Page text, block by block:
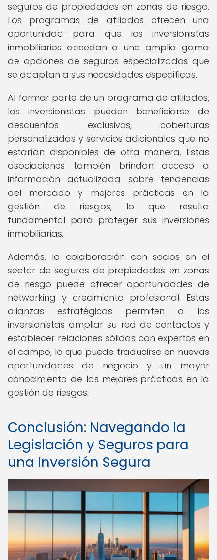
seguros de propiedades en zonas de riesgo.
Los programas de afiliados ofrecen una
oportunidad para que los inversionistas
inmobiliarios accedan a una amplia gama
de opciones de seguros especializados que
se adaptan a sus necesidades específicas.
Al formar parte de un programa de afiliados,
los inversionistas pueden beneficiarse de
descuentos exclusivos, coberturas
personalizadas y servicios adicionales que no
estarían disponibles de otra manera. Estas
asociaciones también brindan acceso a
información actualizada sobre tendencias
del mercado y mejores prácticas en la
gestión de riesgos, lo que resulta
fundamental para proteger sus inversiones
inmobiliarias.
Además, la colaboración con socios en el
sector de seguros de propiedades en zonas
de riesgo puede ofrecer oportunidades de
networking y crecimiento profesional. Estas
alianzas estratégicas permiten a los
inversionistas ampliar su red de contactos y
establecer relaciones sólidas con expertos en
el campo, lo que puede traducirse en nuevas
oportunidades de negocio y un mayor
conocimiento de las mejores prácticas en la
gestión de riesgos.
Conclusión: Navegando la
Legislación y Seguros para
una Inversión Segura